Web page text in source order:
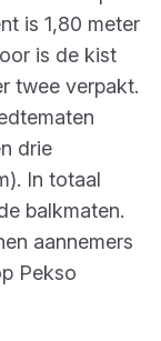
is 1,80 meter
is de kist
twee verpakt.
drie
In totaal
balkmaten.
aannemers
Pekso